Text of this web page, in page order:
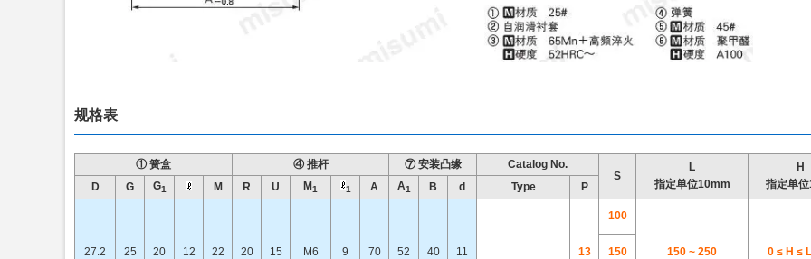
规格表
① 簧盒 ④ 推杆 ⑦ 安装凸缘
Catalog No.
S
L
指定单位10mm
H
指定单
D G G1 M R U M1 1 A A1 B d Type P
27.2 25 20 12 22 20 15 M6 9 70 52 40 11 13
100
150 ~ 250 0 ≤ H ≤
150